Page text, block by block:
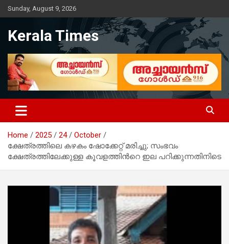
Skip
to
Sunday, August 9, 2026
Kerala Times
Home 2025 24
October
ക്ഷേത്രത്തിലെ കഴകം ഷോക്കേറ്റ് മരിച്ചു; സംഭവം
ക്ഷേത്രത്തിലേക്കുള്ള കൂവളത്തിന്‍റെ ഇല പറിക്കുന്നതിനിടെ